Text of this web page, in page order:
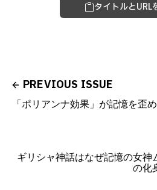
タイトルとURL
PREVIOUS ISSUE
「ポリアンナ効果」が記憶を歪
ギリシャ神話はなぜ記憶の女神
の化